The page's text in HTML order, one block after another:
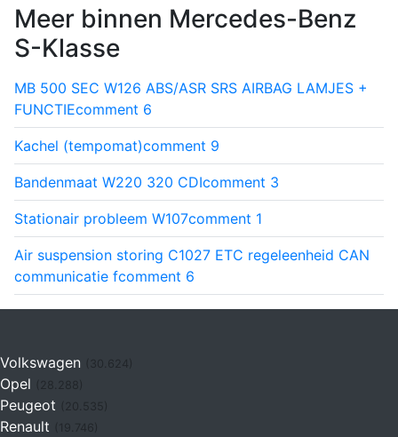
Meer binnen Mercedes-Benz
S-Klasse
MB 500 SEC W126 ABS/ASR SRS AIRBAG LAMJES +
FUNCTIEcomment 6
Kachel (tempomat)comment 9
Bandenmaat W220 320 CDIcomment 3
Stationair probleem W107comment 1
Air suspension storing C1027 ETC regeleenheid CAN
communicatie fcomment 6
Volkswagen (30.624)
Opel
Peugeot
Renault (19.746)